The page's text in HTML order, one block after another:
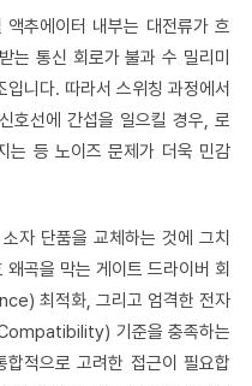
추에이터 내부는 대전류가 흐
는 통신 회로가 불과 수 밀리미
니다. 따라서 스위칭 과정에서
호선에 간섭을 일으킬 경우, 로
는 등 노이즈 문제가 더욱 민감
자 단품을 교체하는 것에 그치
곡을 막는 게이트 드라이버 회
최적화, 그리고 엄격한 전자
기준을 충족하는
적으로 고려한 접근이 필요합